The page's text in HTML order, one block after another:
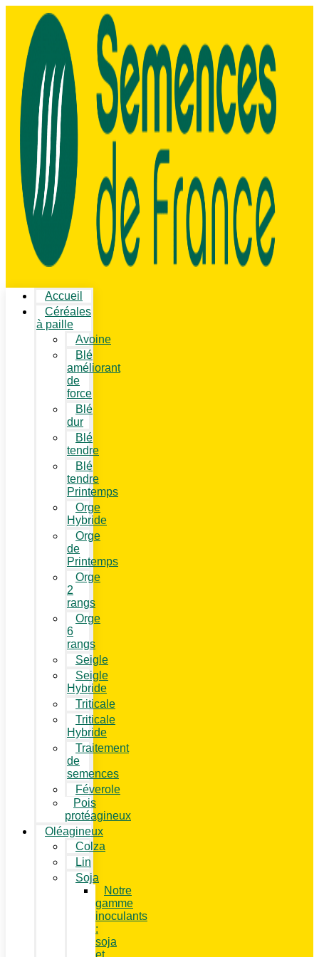
Accueil
Céréales
à paille
Avoine
Blé
améliorant
de
force
Blé
dur
Blé
tendre
Blé
tendre
Printemps
Orge
Hybride
Orge
de
Printemps
Orge
2
rangs
Orge
6
rangs
Seigle
Seigle
Hybride
Triticale
Triticale
Hybride
Traitement
de
semences
Féverole
Pois
protéagineux
Oléagineux
Colza
Lin
Soja
Notre
gamme
inoculants
:
soja
et